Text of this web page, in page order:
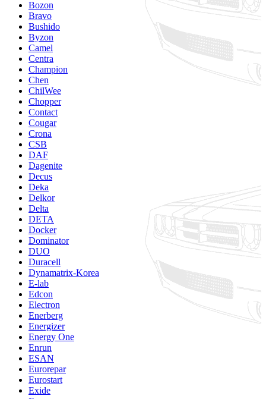
Bozon
Bravo
Bushido
Byzon
Camel
Centra
Champion
Chen
ChilWee
Chopper
Contact
Cougar
Crona
CSB
DAF
Dagenite
Decus
Deka
Delkor
Delta
DETA
Docker
Dominator
DUO
Duracell
Dynamatrix-Korea
E-lab
Edcon
Electron
Enerberg
Energizer
Energy One
Enrun
ESAN
Eurorepar
Eurostart
Exide